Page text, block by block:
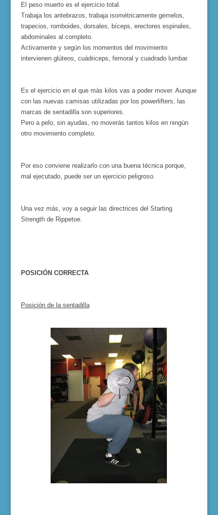
El peso muerto es el ejercicio total.
Trabaja los antebrazos, trabaja isométricamente gemelos,
trapecios, romboides, dorsales, bíceps, erectores espinales,
abdominales al completo.
Activamente y según los momentos del movimiento
intervienen glúteos, cuádriceps, femoral y cuadrado lumbar.
Es el ejercicio en el que más kilos vas a poder mover. Aunque
con las nuevas camisas utilizadas por los powerlifters, las
marcas de sentadilla son superiores.
Pero a pelo, sin ayudas, no moverás tantos kilos en ningún
otro movimiento completo.
Por eso conviene realizarlo con una buena técnica porque,
mal ejecutado, puede ser un ejercicio peligroso.
Una vez más, voy a seguir las directrices del Starting
Strength de Rippetoe.
POSICIÓN CORRECTA
Posición de la sentadilla